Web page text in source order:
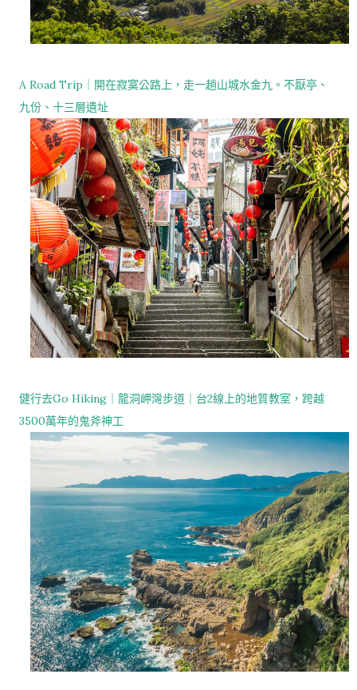
A Road Trip｜開在寂寞公路上，走一趟山城水金九。不厭亭、
九份、十三層遺址
健行去Go Hiking｜龍洞岬灣步道｜台2線上的地質教室，跨越
3500萬年的鬼斧神工